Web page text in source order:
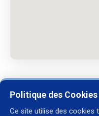
Politique des Cookies
Ce site utilise des cookies